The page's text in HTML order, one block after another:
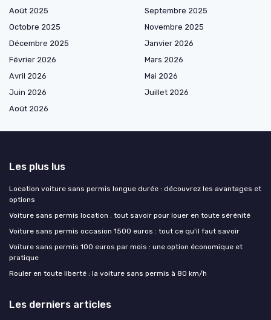
Août 2025
Septembre 2025
Octobre 2025
Novembre 2025
Décembre 2025
Janvier 2026
Février 2026
Mars 2026
Avril 2026
Mai 2026
Juin 2026
Juillet 2026
Août 2026
Les plus lus
Location voiture sans permis longue durée : découvrez les avantages et
options
Voiture sans permis location : tout savoir pour louer en toute sérénité
Voiture sans permis occasion 1500 euros : tout ce qu'il faut savoir
Voiture sans permis 100 euros par mois : une option économique et
pratique
Rouler en toute liberté : la voiture sans permis à 80 km/h
Les derniers articles